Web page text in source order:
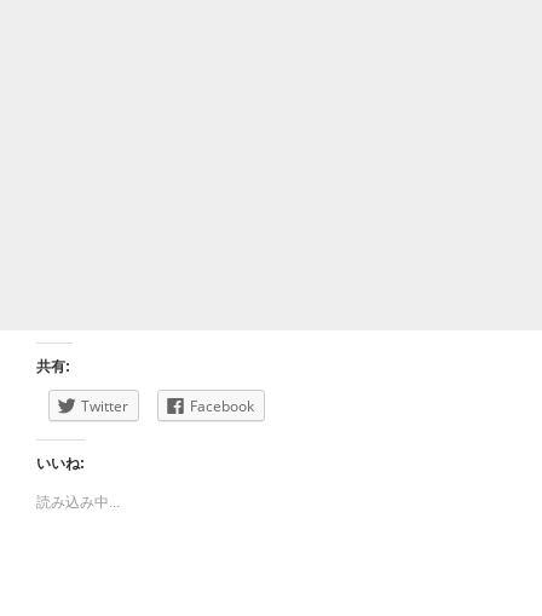
共有:
Twitter Facebook
いいね:
読み込み中...